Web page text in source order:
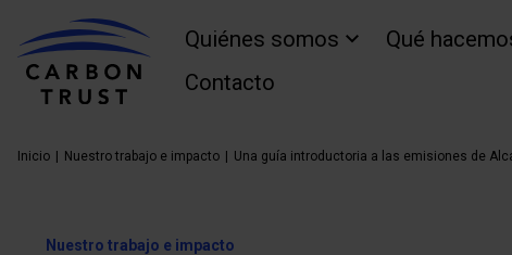
Quiénes somos Qué
Contacto
Inicio Nuestro trabajo e impacto Una guía introductoria a las emisiones de
Nuestro trabajo e impacto